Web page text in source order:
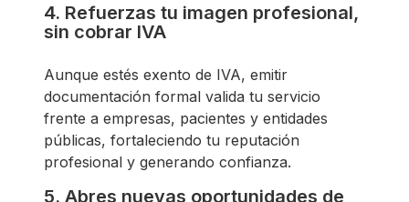
4. Refuerzas tu imagen profesional,
sin cobrar IVA
Aunque estés exento de IVA, emitir
documentación formal valida tu servicio
frente a empresas, pacientes y entidades
públicas, fortaleciendo tu reputación
profesional y generando confianza.
5. Abres nuevas oportunidades de